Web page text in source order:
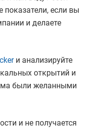
показатели, если вы
и делаете
и анализируйте
открытий и
были желанными
и не получается